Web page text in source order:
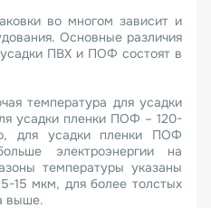
во многом зависит и
Основные различия
ПВХ и ПОФ состоят в
температура для усадки
усадки пленки ПОФ – 120-
для усадки пленки ПОФ
электроэнергии на
температуры указаны
15 мкм, для более толстых
выше.